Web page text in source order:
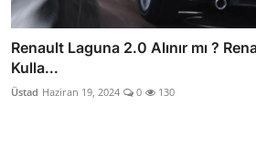
Renault Laguna 2.0 Alınır mı ?
Kulla...
Üstad Haziran 19, 2024 0 130